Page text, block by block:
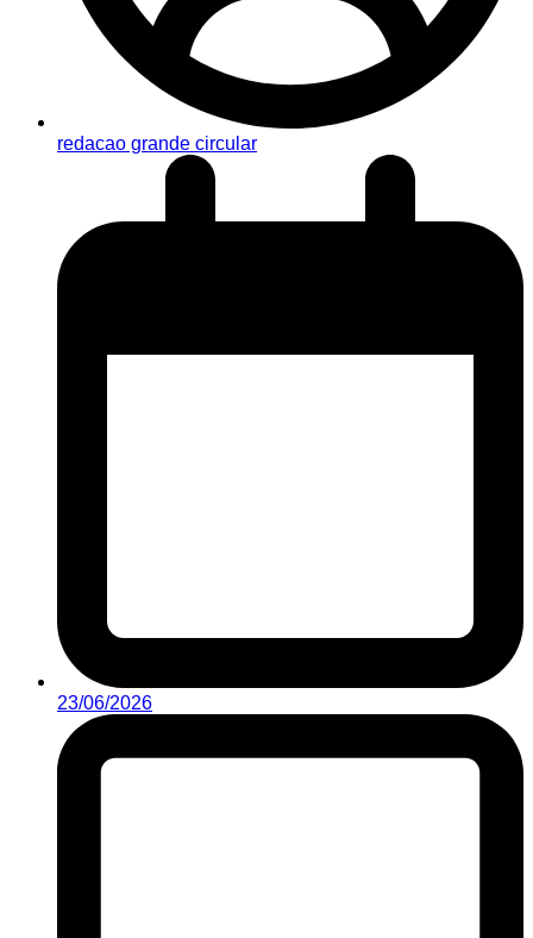
redacao grande circular
23/06/2026